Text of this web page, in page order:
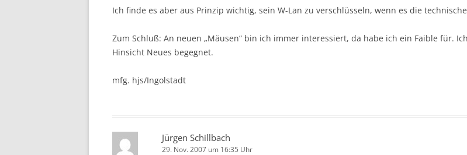
Ich finde es aber aus Prinzip wichtig, sein W-Lan zu verschlüsseln, wenn es die
Zum Schluß: An neuen „Mäusen“ bin ich immer interessiert, da habe ich ein Faible für.
Hinsicht Neues begegnet.
mfg. hjs/Ingolstadt
Jürgen Schillbach
29. Nov. 2007 um 16:35 Uhr